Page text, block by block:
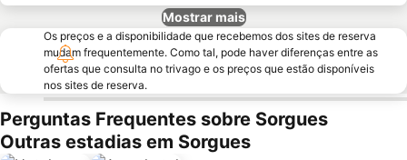
Mostrar mais
Os preços e a disponibilidade que recebemos dos sites de reserva
mudam frequentemente. Como tal, pode haver diferenças entre as
ofertas que consulta no trivago e os preços que estão disponíveis
nos sites de reserva.
Perguntas Frequentes sobre Sorgues
Outras estadias em Sorgues